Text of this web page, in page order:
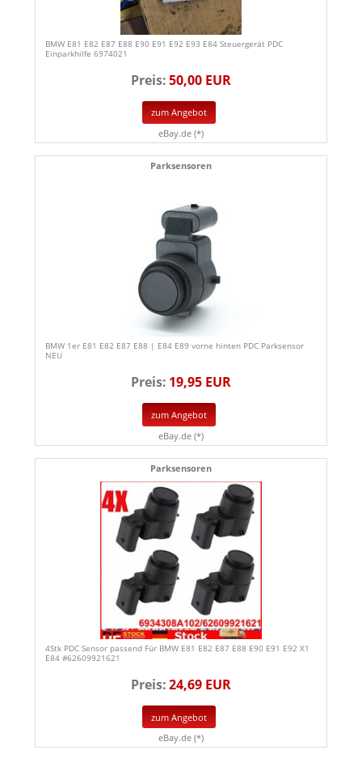
BMW E81 E82 E87 E88 E90 E91 E92 E93 E84 Steuergerät PDC
Einparkhilfe 6974021
Preis:50,00 EUR
zum Angebot
eBay.de (*)
Parksensoren
BMW 1er E81 E82 E87 E88 | E84 E89 vorne hinten PDC Parksensor
NEU
Preis: 19,95 EUR
zum Angebot
eBay.de (*)
Parksensoren
4Stk PDC Sensor passend Für BMW E81 E82 E87 E88 E90 E91 E92 X1
E84 #62609921621
Preis:24,69 EUR
zum Angebot
eBay.de (*)